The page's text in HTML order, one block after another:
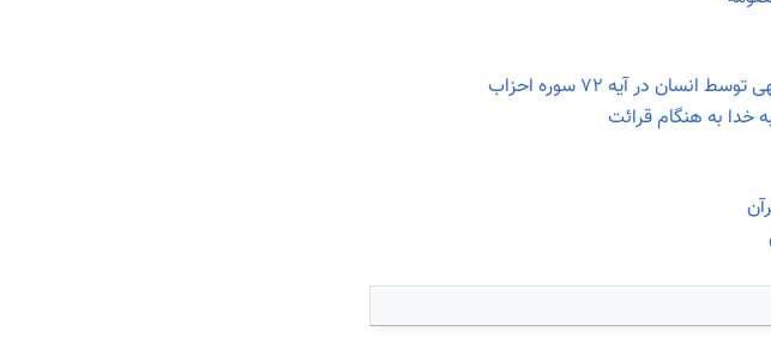
انسان در آیه ۷۲ سوره احزاب
خدا به هنگام قرائت